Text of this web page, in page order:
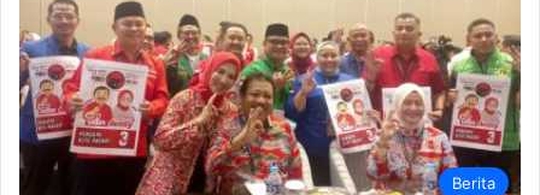
Berita